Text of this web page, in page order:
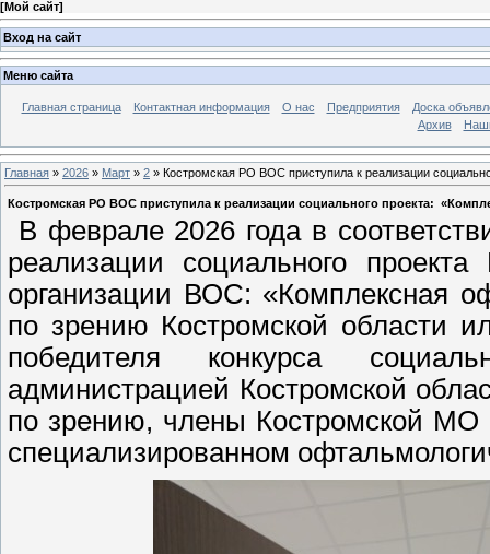
[Мой сайт]
Вход на сайт
Меню сайта
Главная страница Контактная информация О нас Предприятия
Доска
Архив
Главная » 2026 » Март » 2 » Костромская РО ВОС приступила к реализации
Костромская РО ВОС приступила к реализации социального проекта:
В феврале 2026 года в
реализации социального
организации ВОС: «Комплексная
по зрению Костромской области
победителя конкурса
администрацией Костромской
по зрению, члены Костромской
специализированном